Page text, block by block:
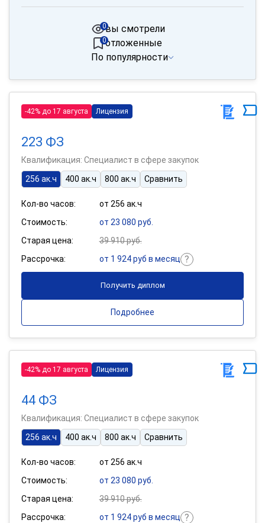
вы смотрели
0
отложенные
0
По популярности
-42% до 17 августа Лицензия
223 ФЗ
Квалификация: Специалист в сфере закупок
256 ак.ч
400 ак.ч 800 ак.ч Сравнить
Кол-во часов:
от 256 ак.ч
Стоимость:
от 23 080 руб.
Старая цена:
39 910 руб.
Рассрочка:
от 1 924 руб в месяц
Получить диплом
Подробнее
-42% до 17 августа Лицензия
44 ФЗ
Квалификация: Специалист в сфере закупок
256 ак.ч
400 ак.ч 800 ак.ч Сравнить
Кол-во часов:
от 256 ак.ч
Стоимость:
от 23 080 руб.
Старая цена:
39 910 руб.
Рассрочка:
от 1 924 руб в месяц